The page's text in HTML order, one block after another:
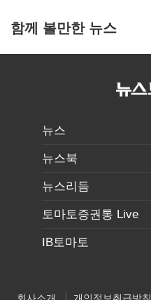
함께 볼만한 뉴스
뉴스
뉴스북
뉴스리듬
토마토증권통 Live
IB토마토